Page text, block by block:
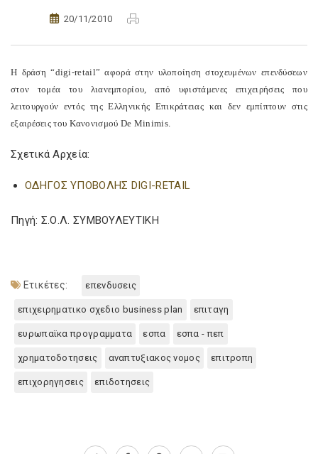
20/11/2010
Η δράση “digi-retail” αφορά στην υλοποίηση στοχευμένων επενδύσεων
στον τομέα του λιανεμπορίου, από υφιστάμενες επιχειρήσεις που
λειτουργούν εντός της Ελληνικής Επικράτειας και δεν εμπίπτουν στις
εξαιρέσεις του Κανονισμού De Minimis.
Σχετικά Αρχεία:
ΟΔΗΓΟΣ ΥΠΟΒΟΛΗΣ DIGI-RETAIL
Πηγή: Σ.Ο.Λ. ΣΥΜΒΟΥΛΕΥΤΙΚΗ
Ετικέτες: επενδυσεις
επιχειρηματικο σχεδιο business plan επιταγη
ευρωπαϊκα προγραμματα εσπα εσπα - πεπ
χρηματοδοτησεις αναπτυξιακος νομος επιτροπη
επιχορηγησεις επιδοτησεις